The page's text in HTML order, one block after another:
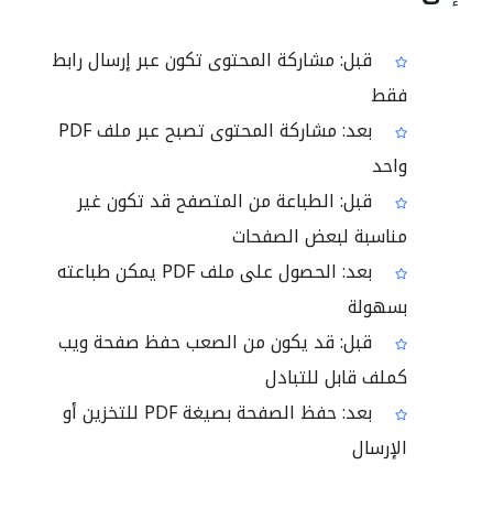
قبل: مشاركة المحتوى تكون عبر إرسال رابط
فقط
بعد: مشاركة المحتوى تصبح عبر ملف PDF
واحد
قبل: الطباعة من المتصفح قد تكون غير
مناسبة لبعض الصفحات
بعد: الحصول على ملف PDF يمكن طباعته
بسهولة
قبل: قد يكون من الصعب حفظ صفحة ويب
كملف قابل للتبادل
بعد: حفظ الصفحة بصيغة PDF للتخزين أو
الإرسال